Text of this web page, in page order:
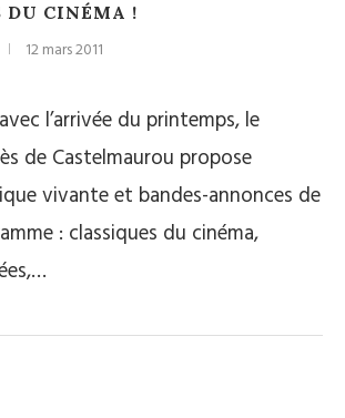
DU CINÉMA !
12 mars 2011
l’arrivée du printemps, le
de Castelmaurou propose
vivante et bandes-annonces de
: classiques du cinéma,